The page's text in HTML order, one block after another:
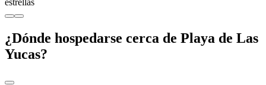
estrellas
¿Dónde hospedarse cerca de Playa de Las
Yucas?